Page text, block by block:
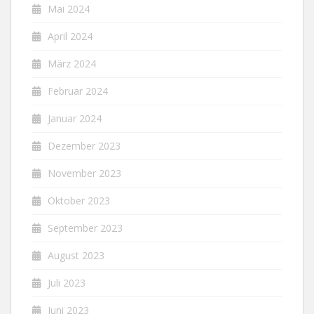
Mai 2024
April 2024
März 2024
Februar 2024
Januar 2024
Dezember 2023
November 2023
Oktober 2023
September 2023
August 2023
Juli 2023
Juni 2023